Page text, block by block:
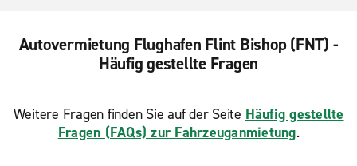
Autovermietung Flughafen Flint Bishop (FNT) -
Häufig gestellte Fragen
Weitere Fragen finden Sie auf der Seite Häufig gestellte
Fragen (FAQs) zur Fahrzeuganmietung.